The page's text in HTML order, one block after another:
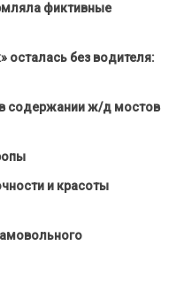
фиктивные
осталась без водителя:
содержании ж/д мостов
и красоты